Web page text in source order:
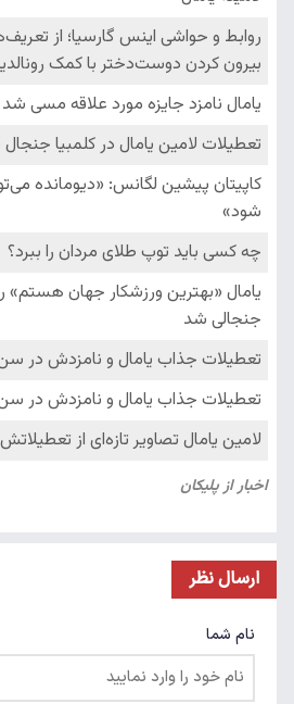
ارسال نظر
نام شما